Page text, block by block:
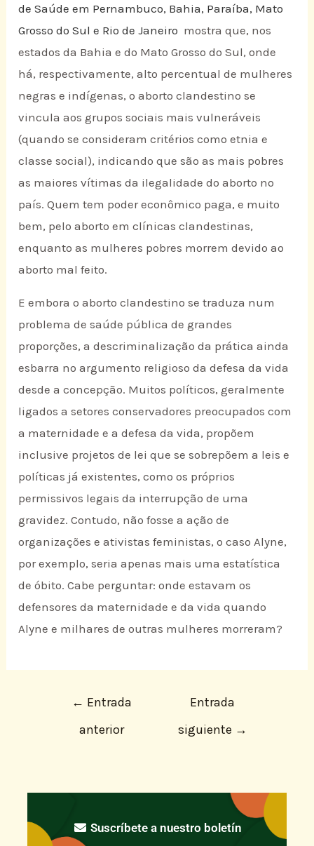
de Saúde em Pernambuco, Bahia, Paraíba, Mato
Grosso do Sul e Rio de Janeiro mostra que, nos
estados da Bahia e do Mato Grosso do Sul, onde
há, respectivamente, alto percentual de mulheres
negras e indígenas, o aborto clandestino se
vincula aos grupos sociais mais vulneráveis
(quando se consideram critérios como etnia e
classe social), indicando que são as mais pobres
as maiores vítimas da ilegalidad​e do aborto no
país. Quem tem poder econômico paga, e muito
bem, pelo aborto em clínicas clandestinas,
enquanto as mulheres pobres morrem devido ao
aborto mal feito.
E embora o aborto clandestino se traduza num
problema de saúde pública de grandes
proporções, a descriminalização da prática ainda
esbarra no argumento religioso da defesa da vida
desde a concepção. Muitos políticos, geralmente
ligados a setores conservadores preocupados com
a maternidade e a defesa da vida, propõem
inclusive projetos de lei que se sobrepõem a leis e
políticas já existentes, como os próprios
permissivos legais da interrupção de uma
gravidez. Contudo, não fosse a ação de
organizações e ativistas feministas, o caso Alyne,
por exemplo, seria apenas mais uma estatística
de óbito. Cabe perguntar: onde estavam os
defensores da maternidade e da vida quando
Alyne e milhares de outras mulheres morreram?
← Entrada
anterior
Entrada
siguiente →
Suscríbete a nuestro boletín